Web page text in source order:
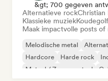
&gt; 700 gegeven
Alternatieve rockChristian
Klassieke muziekKoudegolf
Maak impactvolle posts
Melodische metal
Hardcore
Harde rock
Metaal / Zwaar metaal